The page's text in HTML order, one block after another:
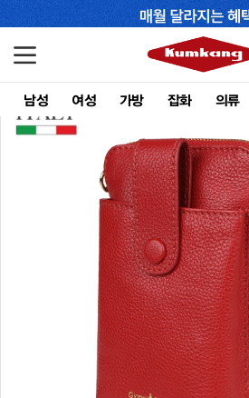
남성 여성 가방 잡화 의류